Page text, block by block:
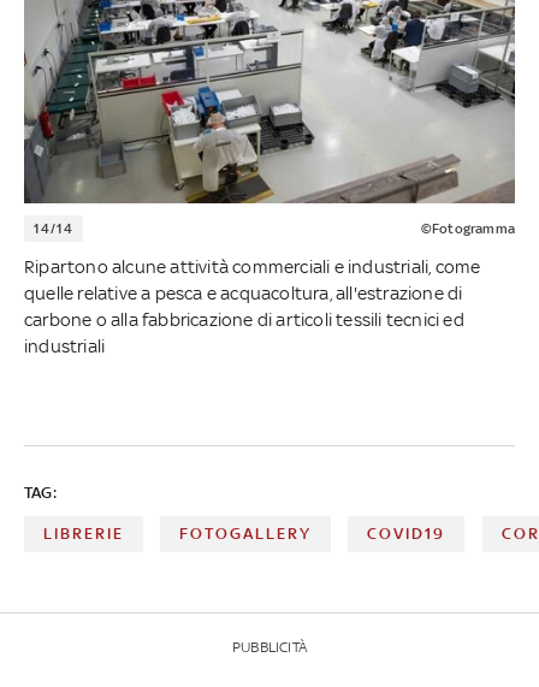
14/14 ©Fotogramma
Ripartono alcune attività commerciali e industriali, come
quelle relative a pesca e acquacoltura, all'estrazione di
carbone o alla fabbricazione di articoli tessili tecnici ed
industriali
TAG:
LIBRERIE FOTOGALLERY COVID19
PUBBLICITÀ